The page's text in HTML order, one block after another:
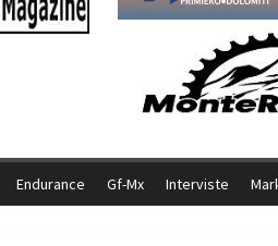
Endurance Gf-Mx Interviste